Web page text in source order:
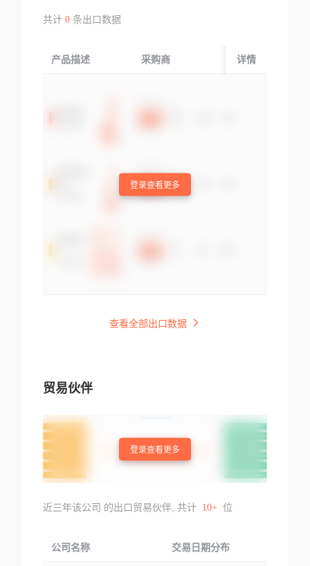
共计 0条出口数据
产品描述 采购商 起运国/地区
详情
登录查看更多
查看全部出口数据
贸易伙伴
登录查看更多
近三年该公司 的出口贸易伙伴, 共计 10+ 位
公司名称 交易日期分布